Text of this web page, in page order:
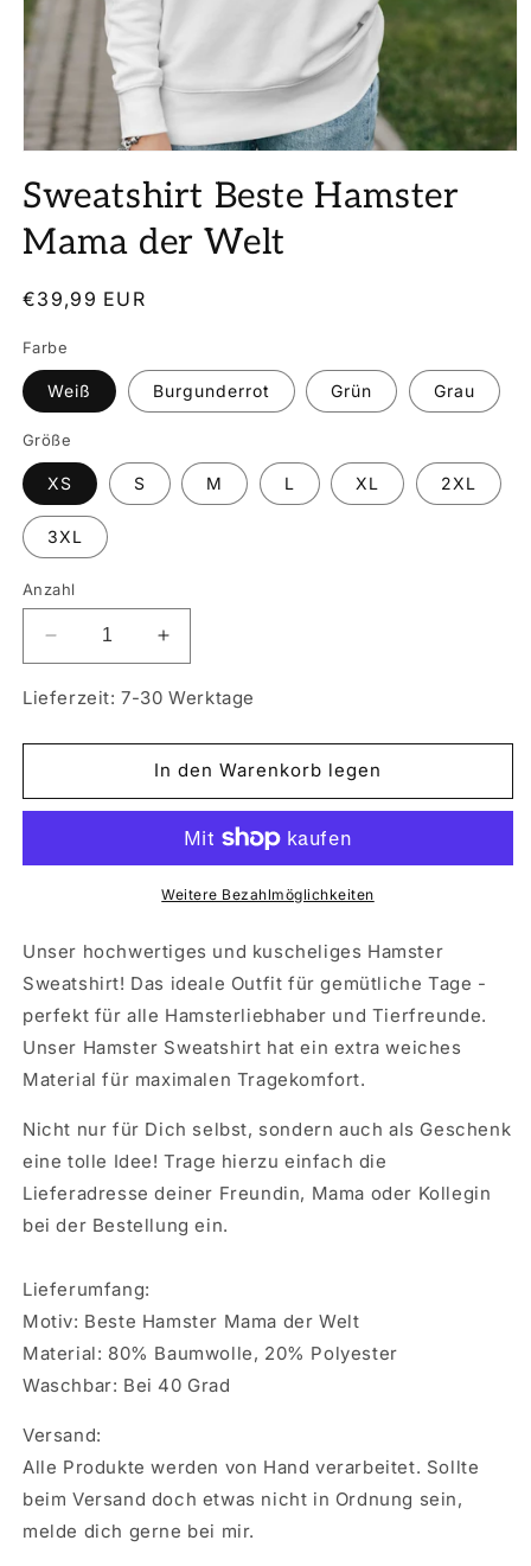
in
Modal
öffnen
Sweatshirt Beste Hamster
Mama der Welt
Normaler
€39,99 EUR
Farbe
Weiß Burgunderrot Grün Grau
Größe
XS S M L XL 2XL
3XL
Anzahl
Verringere
die
Menge
Sweatshirt
Hamster
Welt
Erhöhe
die
Menge
Sweatshirt
Beste
Hamster
der
Welt
Lieferzeit: 7-30 Werktage
In den Warenkorb legen
Weitere Bezahlmöglichkeiten
Unser hochwertiges und kuscheliges Hamster
Sweatshirt! Das ideale Outfit für gemütliche Tage -
perfekt für alle Hamsterliebhaber und Tierfreunde.
Unser Hamster Sweatshirt hat ein extra weiches
Material für maximalen Tragekomfort.
Nicht nur für Dich selbst, sondern auch als Geschenk
eine tolle Idee! Trage hierzu einfach die
Lieferadresse deiner Freundin, Mama oder Kollegin
bei der Bestellung ein.
Lieferumfang:
Motiv: Beste Hamster Mama der Welt
Material: 80% Baumwolle, 20% Polyester
Waschbar: Bei 40 Grad
Versand:
Alle Produkte werden von Hand verarbeitet. Sollte
beim Versand doch etwas nicht in Ordnung sein,
melde dich gerne bei mir.